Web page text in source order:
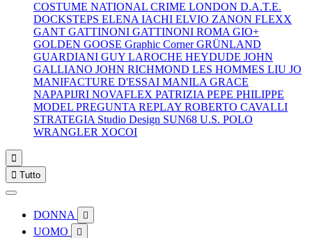
COSTUME NATIONAL CRIME LONDON D.A.T.E.
DOCKSTEPS ELENA IACHI ELVIO ZANON FLEXX
GANT GATTINONI GATTINONI ROMA GIO+
GOLDEN GOOSE Graphic CornerGRÜNLAND
GUARDIANI GUY LAROCHE HEYDUDE JOHN
GALLIANO JOHN RICHMOND LES HOMMES LIU JO
MANIFACTURE D'ESSAI MANILA GRACE
NAPAPIJRI NOVAFLEX PATRIZIA PEPE PHILIPPE
MODEL PREGUNTA REPLAY ROBERTO CAVALLI
STRATEGIA Studio Design SUN68 U.S. POLO
WRANGLER XOCOI

 Tutto
DONNA 
UOMO 